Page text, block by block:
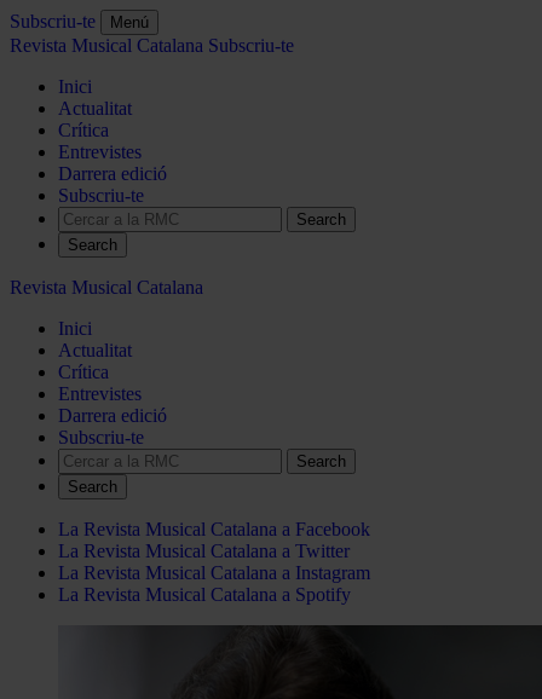
Subscriu-te Menú
Revista Musical Catalana Subscriu-te
Inici
Actualitat
Crítica
Entrevistes
Darrera edició
Subscriu-te
Search
Revista Musical Catalana
Inici
Actualitat
Crítica
Entrevistes
Darrera edició
Subscriu-te
Search
La Revista Musical Catalana a Facebook
La Revista Musical Catalana a Twitter
La Revista Musical Catalana a Instagram
La Revista Musical Catalana a Spotify